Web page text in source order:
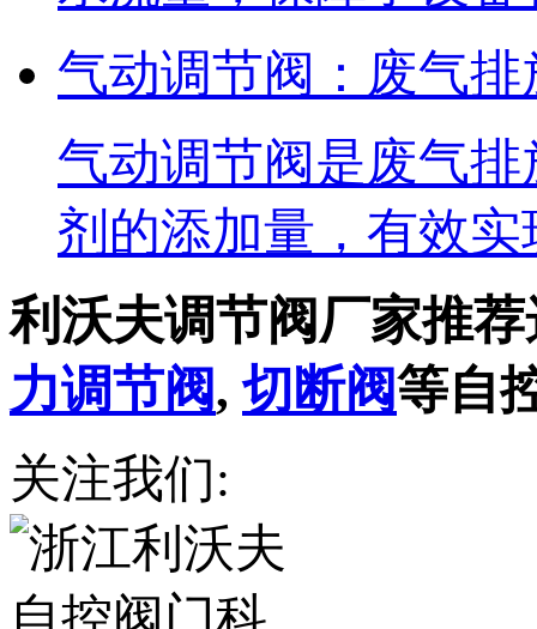
气动调节阀：废气排
气动调节阀是废气
剂的添加量，有效
利沃夫调节阀厂家推
力调节阀,切断阀等自
关注我们: